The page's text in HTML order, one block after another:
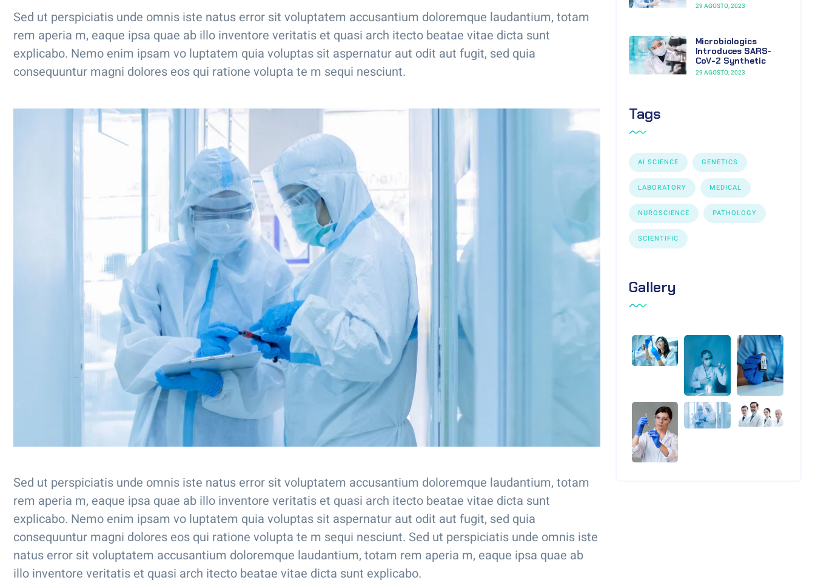
Sed ut perspiciatis unde omnis iste natus error sit voluptatem accusantium doloremque laudantium, totam
rem aperia m, eaque ipsa quae ab illo inventore veritatis et quasi arch itecto beatae vitae dicta sunt
explicabo. Nemo enim ipsam vo luptatem quia voluptas sit aspernatur aut odit aut fugit, sed quia
consequuntur magni dolores eos qui ratione volupta te m sequi nesciunt.
Sed ut perspiciatis unde omnis iste natus error sit voluptatem accusantium doloremque laudantium, totam
rem aperia m, eaque ipsa quae ab illo inventore veritatis et quasi arch itecto beatae vitae dicta sunt
explicabo. Nemo enim ipsam vo luptatem quia voluptas sit aspernatur aut odit aut fugit, sed quia
consequuntur magni dolores eos qui ratione volupta te m sequi nesciunt. Sed ut perspiciatis unde omnis iste
natus error sit voluptatem accusantium doloremque laudantium, totam rem aperia m, eaque ipsa quae ab
illo inventore veritatis et quasi arch itecto beatae vitae dicta sunt explicabo.
29 AGOSTO, 2023
Microbiologics
Introduces SARS-
CoV-2 Synthetic
29 AGOSTO, 2023
Tags
AI SCIENCE GENETICS
LABORATORY MEDICAL
NUROSCIENCE PATHOLOGY
SCIENTIFIC
Gallery